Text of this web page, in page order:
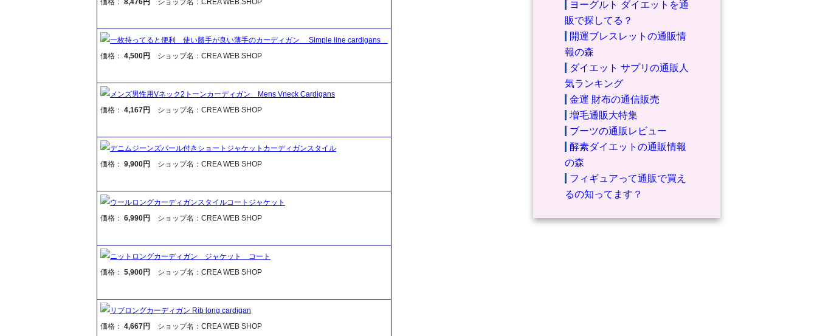
価格： 8,476円 ショップ名：CREA WEB SHOP
一枚持ってると便利 使い勝手が良い薄手のカーディガン Simple line cardigans
価格： 4,500円 ショップ名：CREA WEB SHOP
メンズ男性用Vネック2トーンカーディガン Mens Vneck Cardigans
価格： 4,167円 ショップ名：CREA WEB SHOP
デニムジーンズパール付きショートジャケットカーディガンスタイル
価格： 9,900円 ショップ名：CREA WEB SHOP
ウールロングカーディガンスタイルコートジャケット
価格： 6,990円 ショップ名：CREA WEB SHOP
ニットロングカーディガン ジャケット コート
価格： 5,900円 ショップ名：CREA WEB SHOP
リブロングカーディガン Rib long cardigan
価格： 4,667円 ショップ名：CREA WEB SHOP
ヨーグルト ダイエットを通
販で探してる？
開運ブレスレットの通販情
報の森
ダイエット サプリの通販人
気ランキング
金運 財布の通信販売
増毛通販大特集
ブーツの通販レビュー
酵素ダイエットの通販情報
の森
フィギュアって通販で買え
るの知ってます？